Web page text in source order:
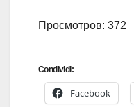
Просмотров: 372
Condividi:
Facebook